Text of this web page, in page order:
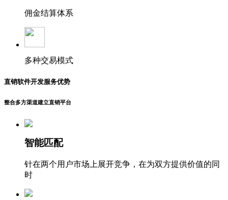
佣金结算体系
多种交易模式
直销软件开发服务优势
整合多方渠道建立直销平台
智能匹配
针在两个用户市场上展开竞争，在为双方提供价值的同
时